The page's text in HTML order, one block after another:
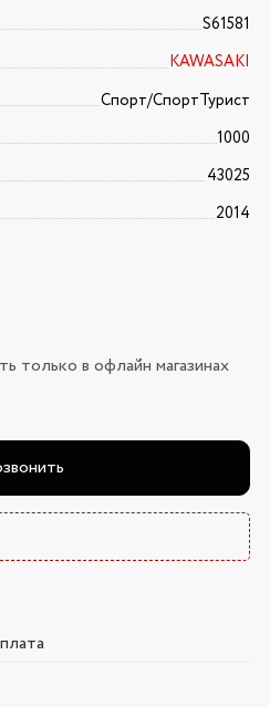
S61581
KAWASAKI
Спорт/CпортТурист
1000
43025
2014
только в офлайн магазинах